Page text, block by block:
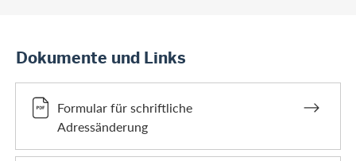
Dokumente und Links
Formular für schriftliche
Adressänderung